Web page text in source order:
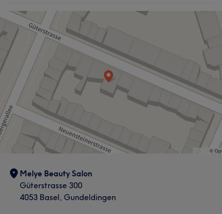
Melye Beauty Salon
Güterstrasse 300
4053 Basel, Gundeldingen